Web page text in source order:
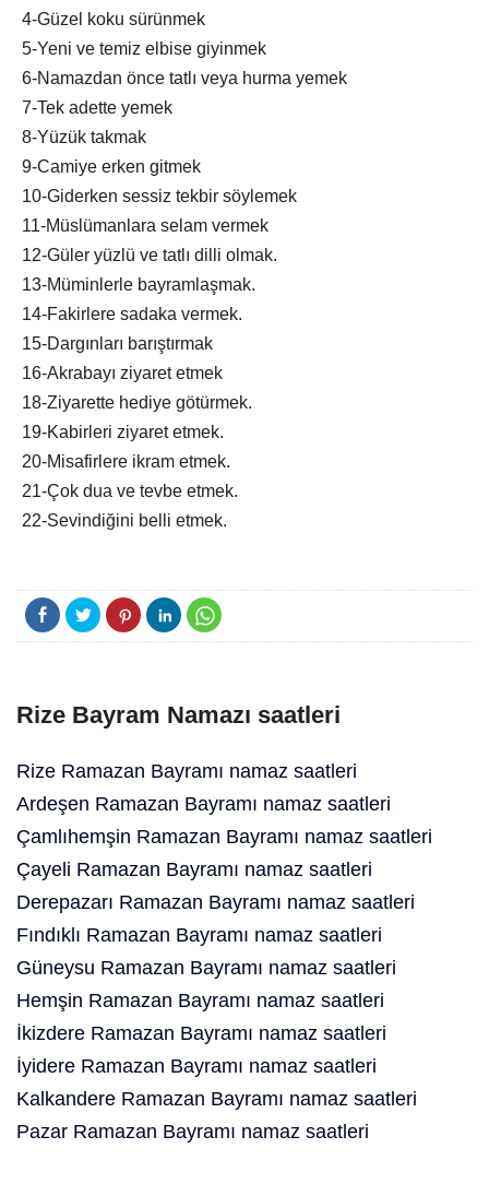
4-Güzel koku sürünmek
5-Yeni ve temiz elbise giyinmek
6-Namazdan önce tatlı veya hurma yemek
7-Tek adette yemek
8-Yüzük takmak
9-Camiye erken gitmek
10-Giderken sessiz tekbir söylemek
11-Müslümanlara selam vermek
12-Güler yüzlü ve tatlı dilli olmak.
13-Müminlerle bayramlaşmak.
14-Fakirlere sadaka vermek.
15-Dargınları barıştırmak
16-Akrabayı ziyaret etmek
18-Ziyarette hediye götürmek.
19-Kabirleri ziyaret etmek.
20-Misafirlere ikram etmek.
21-Çok dua ve tevbe etmek.
22-Sevindiğini belli etmek.
Rize Bayram Namazı saatleri
Rize Ramazan Bayramı namaz saatleri
Ardeşen Ramazan Bayramı namaz saatleri
Çamlıhemşin Ramazan Bayramı namaz saatleri
Çayeli Ramazan Bayramı namaz saatleri
Derepazarı Ramazan Bayramı namaz saatleri
Fındıklı Ramazan Bayramı namaz saatleri
Güneysu Ramazan Bayramı namaz saatleri
Hemşin Ramazan Bayramı namaz saatleri
İkizdere Ramazan Bayramı namaz saatleri
İyidere Ramazan Bayramı namaz saatleri
Kalkandere Ramazan Bayramı namaz saatleri
Pazar Ramazan Bayramı namaz saatleri